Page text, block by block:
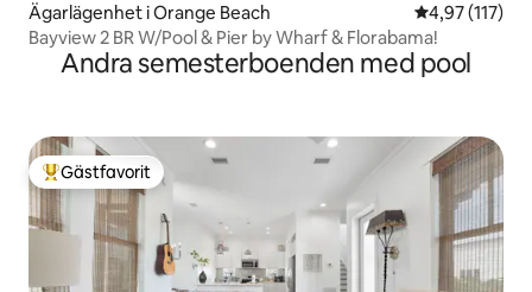
Ägarlägenhet i Orange Beach 4,97 av 5 i
4,97 (117)
Bayview 2 BR W/Pool & Pier by Wharf & Florabama!
Andra semesterboenden med pool
Populär gästfavorit
Gästfavorit